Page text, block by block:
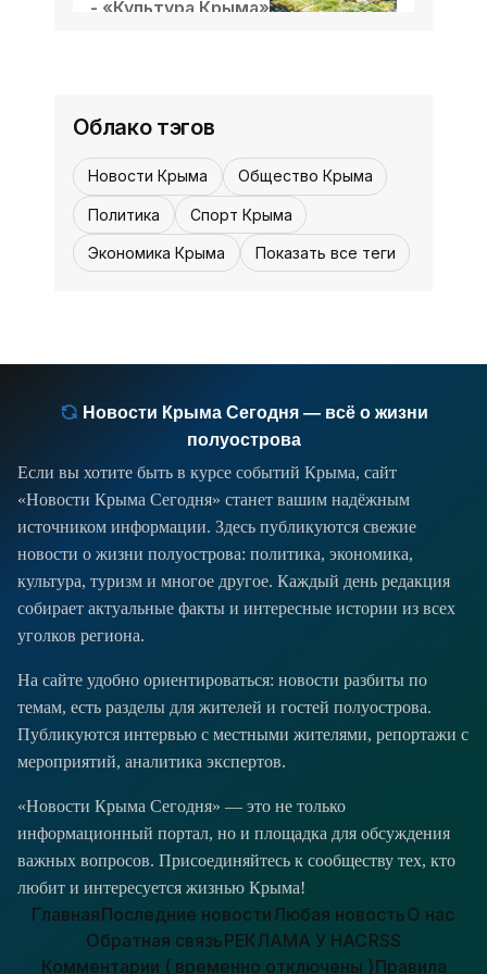
панику. Из
Ставшая уже притчей во языцех
недоговороспособность западных
«партнёров» проявляется и в
особенностях американо-
израильского «перемирия» с Ираном,
и стремлении Европы непременно
- «Культура Крыма»
Облако тэгов
Новости Крыма Общество Крыма
Политика Спорт Крыма
Экономика Крыма Показать все теги
Новости Крыма Сегодня — всё о жизни
полуострова
Если вы хотите быть в курсе событий Крыма, сайт
«Новости Крыма Сегодня» станет вашим надёжным
источником информации. Здесь публикуются свежие
новости о жизни полуострова: политика, экономика,
культура, туризм и многое другое. Каждый день редакция
собирает актуальные факты и интересные истории из всех
уголков региона.
На сайте удобно ориентироваться: новости разбиты по
темам, есть разделы для жителей и гостей полуострова.
Публикуются интервью с местными жителями, репортажи с
мероприятий, аналитика экспертов.
«Новости Крыма Сегодня» — это не только
информационный портал, но и площадка для обсуждения
важных вопросов. Присоединяйтесь к сообществу тех, кто
любит и интересуется жизнью Крыма!
ГлавнаяПоследние новости Любая новостьО нас
Обратная связьРЕКЛАМА У НАСRSS
Комментарии ( временно отключены )Правила